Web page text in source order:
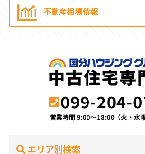
不動産相場情報
エリア別検索